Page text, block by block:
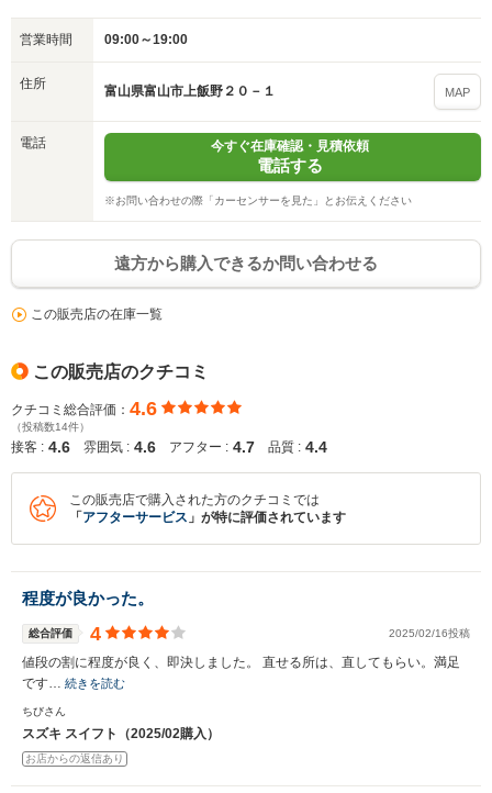
営業時間 09:00～19:00
住所 富山県富山市上飯野２０－１ MAP
電話 今すぐ在庫確認・見積依頼
電話する
※お問い合わせの際「カーセンサーを見た」とお伝えください
遠方から購入できるか問い合わせる
この販売店の在庫一覧
この販売店のクチコミ
クチコミ総合評価： 4.6
（投稿数14件）
接客 : 4.6 雰囲気 : 4.6 アフター : 4.7 品質 : 4.4
この販売店で購入された方のクチコミでは
「 アフターサービス 」が特に評価されています
程度が良かった。
総合評価 4 2025/02/16投稿
値段の割に程度が良く、即決しました。 直せる所は、直してもらい。満足
です… 続きを読む
ちびさん
スズキ スイフト（2025/02購入）
お店からの返信あり
※次回問い合わせをする際に自動入力されます
※保存された情報は90日で破棄されます
いいえ はい